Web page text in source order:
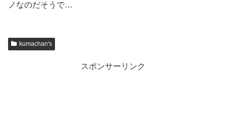
ノなのだそうで…
kumachan's
スポンサーリンク